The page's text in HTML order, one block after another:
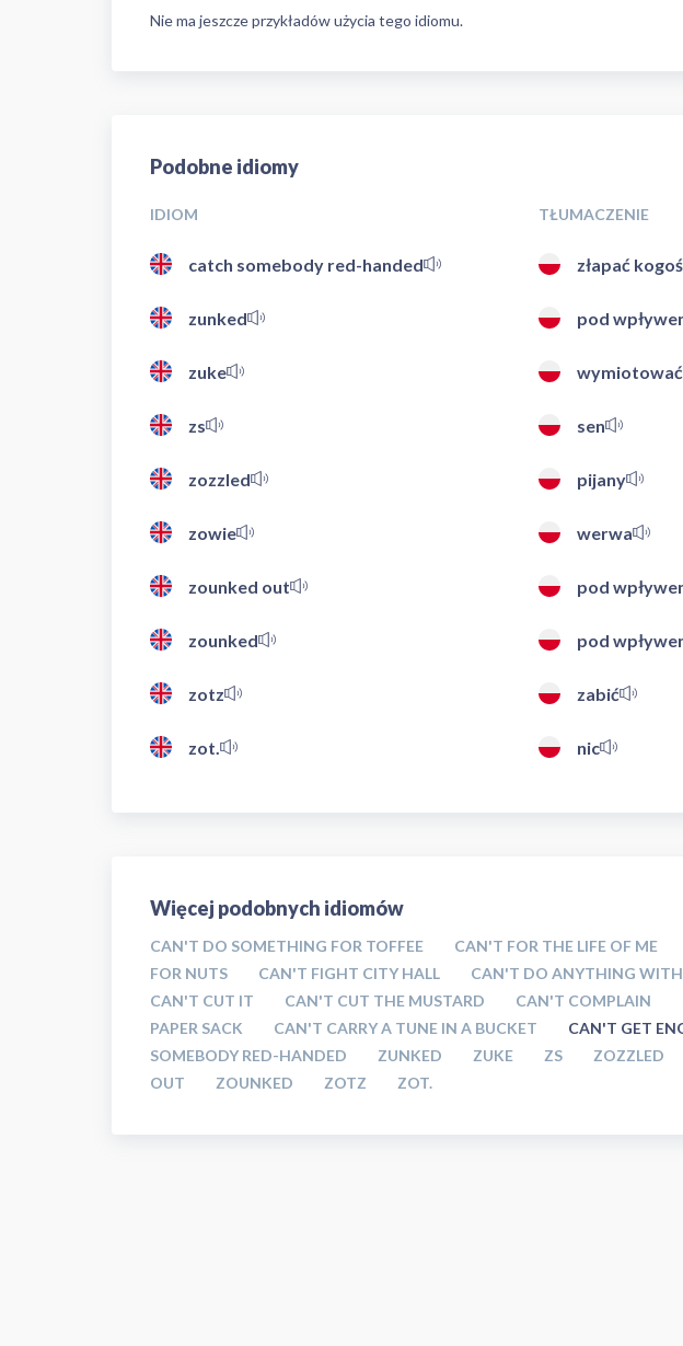
Nie ma jeszcze przykładów użycia tego idiomu.
Podobne idiomy
IDIOM TŁUMACZENIE
catch somebody red-handed złapać
zunked pod
zuke wymiotować
zs sen
zozzled pijany
zowie werwa
zounked out pod
zounked pod
zotz zabić
zot. nic
Więcej podobnych idiomów
CAN'T DO SOMETHING FOR TOFFEE CAN'T FOR THE LIFE OF ME
FOR NUTS
CAN'T FIGHT CITY HALL
CAN'T DO ANYTHING
CAN'T CUT IT
CAN'T CUT THE MUSTARD CAN'T COMPLAIN
PAPER SACK
CAN'T CARRY A TUNE IN A BUCKET CAN'T GET
SOMEBODY RED-HANDED
ZUNKED ZUKE ZS ZOZZLED
OUT
ZOUNKED ZOTZ ZOT.